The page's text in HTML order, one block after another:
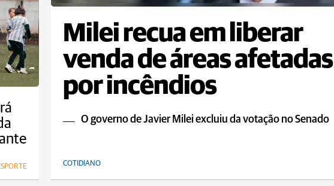
Milei recua em liberar
venda de áreas afetadas
por incêndios
O governo de Javier Milei excluiu da votação no Senado
COTIDIANO